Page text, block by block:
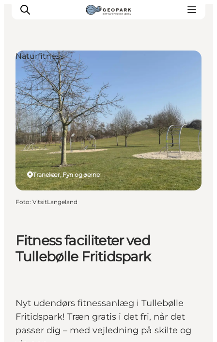
Fitness faciliteter ved
Tullebølle Fritidspark
Nyt udendørs fitnessanlæg i Tullebølle
Fritidspark! Træn gratis i det fri, når det
passer dig – med vejledning på skilte og
Tranekær, Fyn og øerne
Naturfitness
Foto: VitsitLangeland